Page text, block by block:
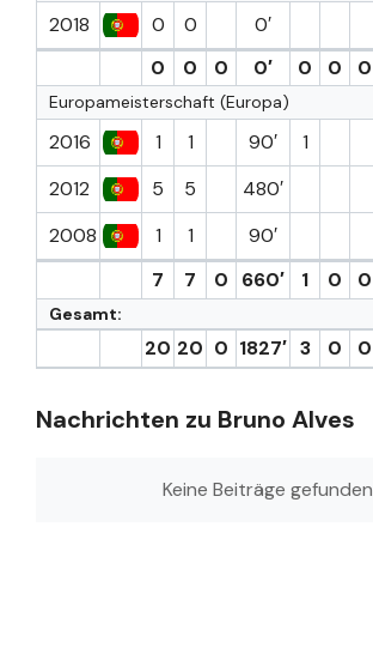
2018 0 0
0′
0
0 0 0′ 0 0 0
Europameisterschaft (Europa)
2016 1 1 90′ 1
2012 5 5
480′
2008
1 1
90′
7
7 0 660′ 1 0 0
Gesamt:
20 20 0 1827′ 3 0 0
Nachrichten zu Bruno Alves
Keine Beiträge gefunden